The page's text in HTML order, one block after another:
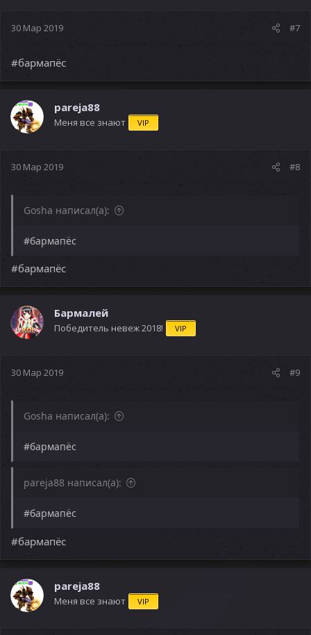
30 Мар 2019 #7
#бармапёс
pareja88
Меня все знают VIP
30 Мар 2019 #8
Gosha написал(а):
#бармапёс
#бармапёс
Бармалей
Победитель невеж 2018! VIP
30 Мар 2019 #9
Gosha написал(а):
#бармапёс
pareja88 написал(а):
#бармапёс
#бармапёс
pareja88
Меня все знают VIP